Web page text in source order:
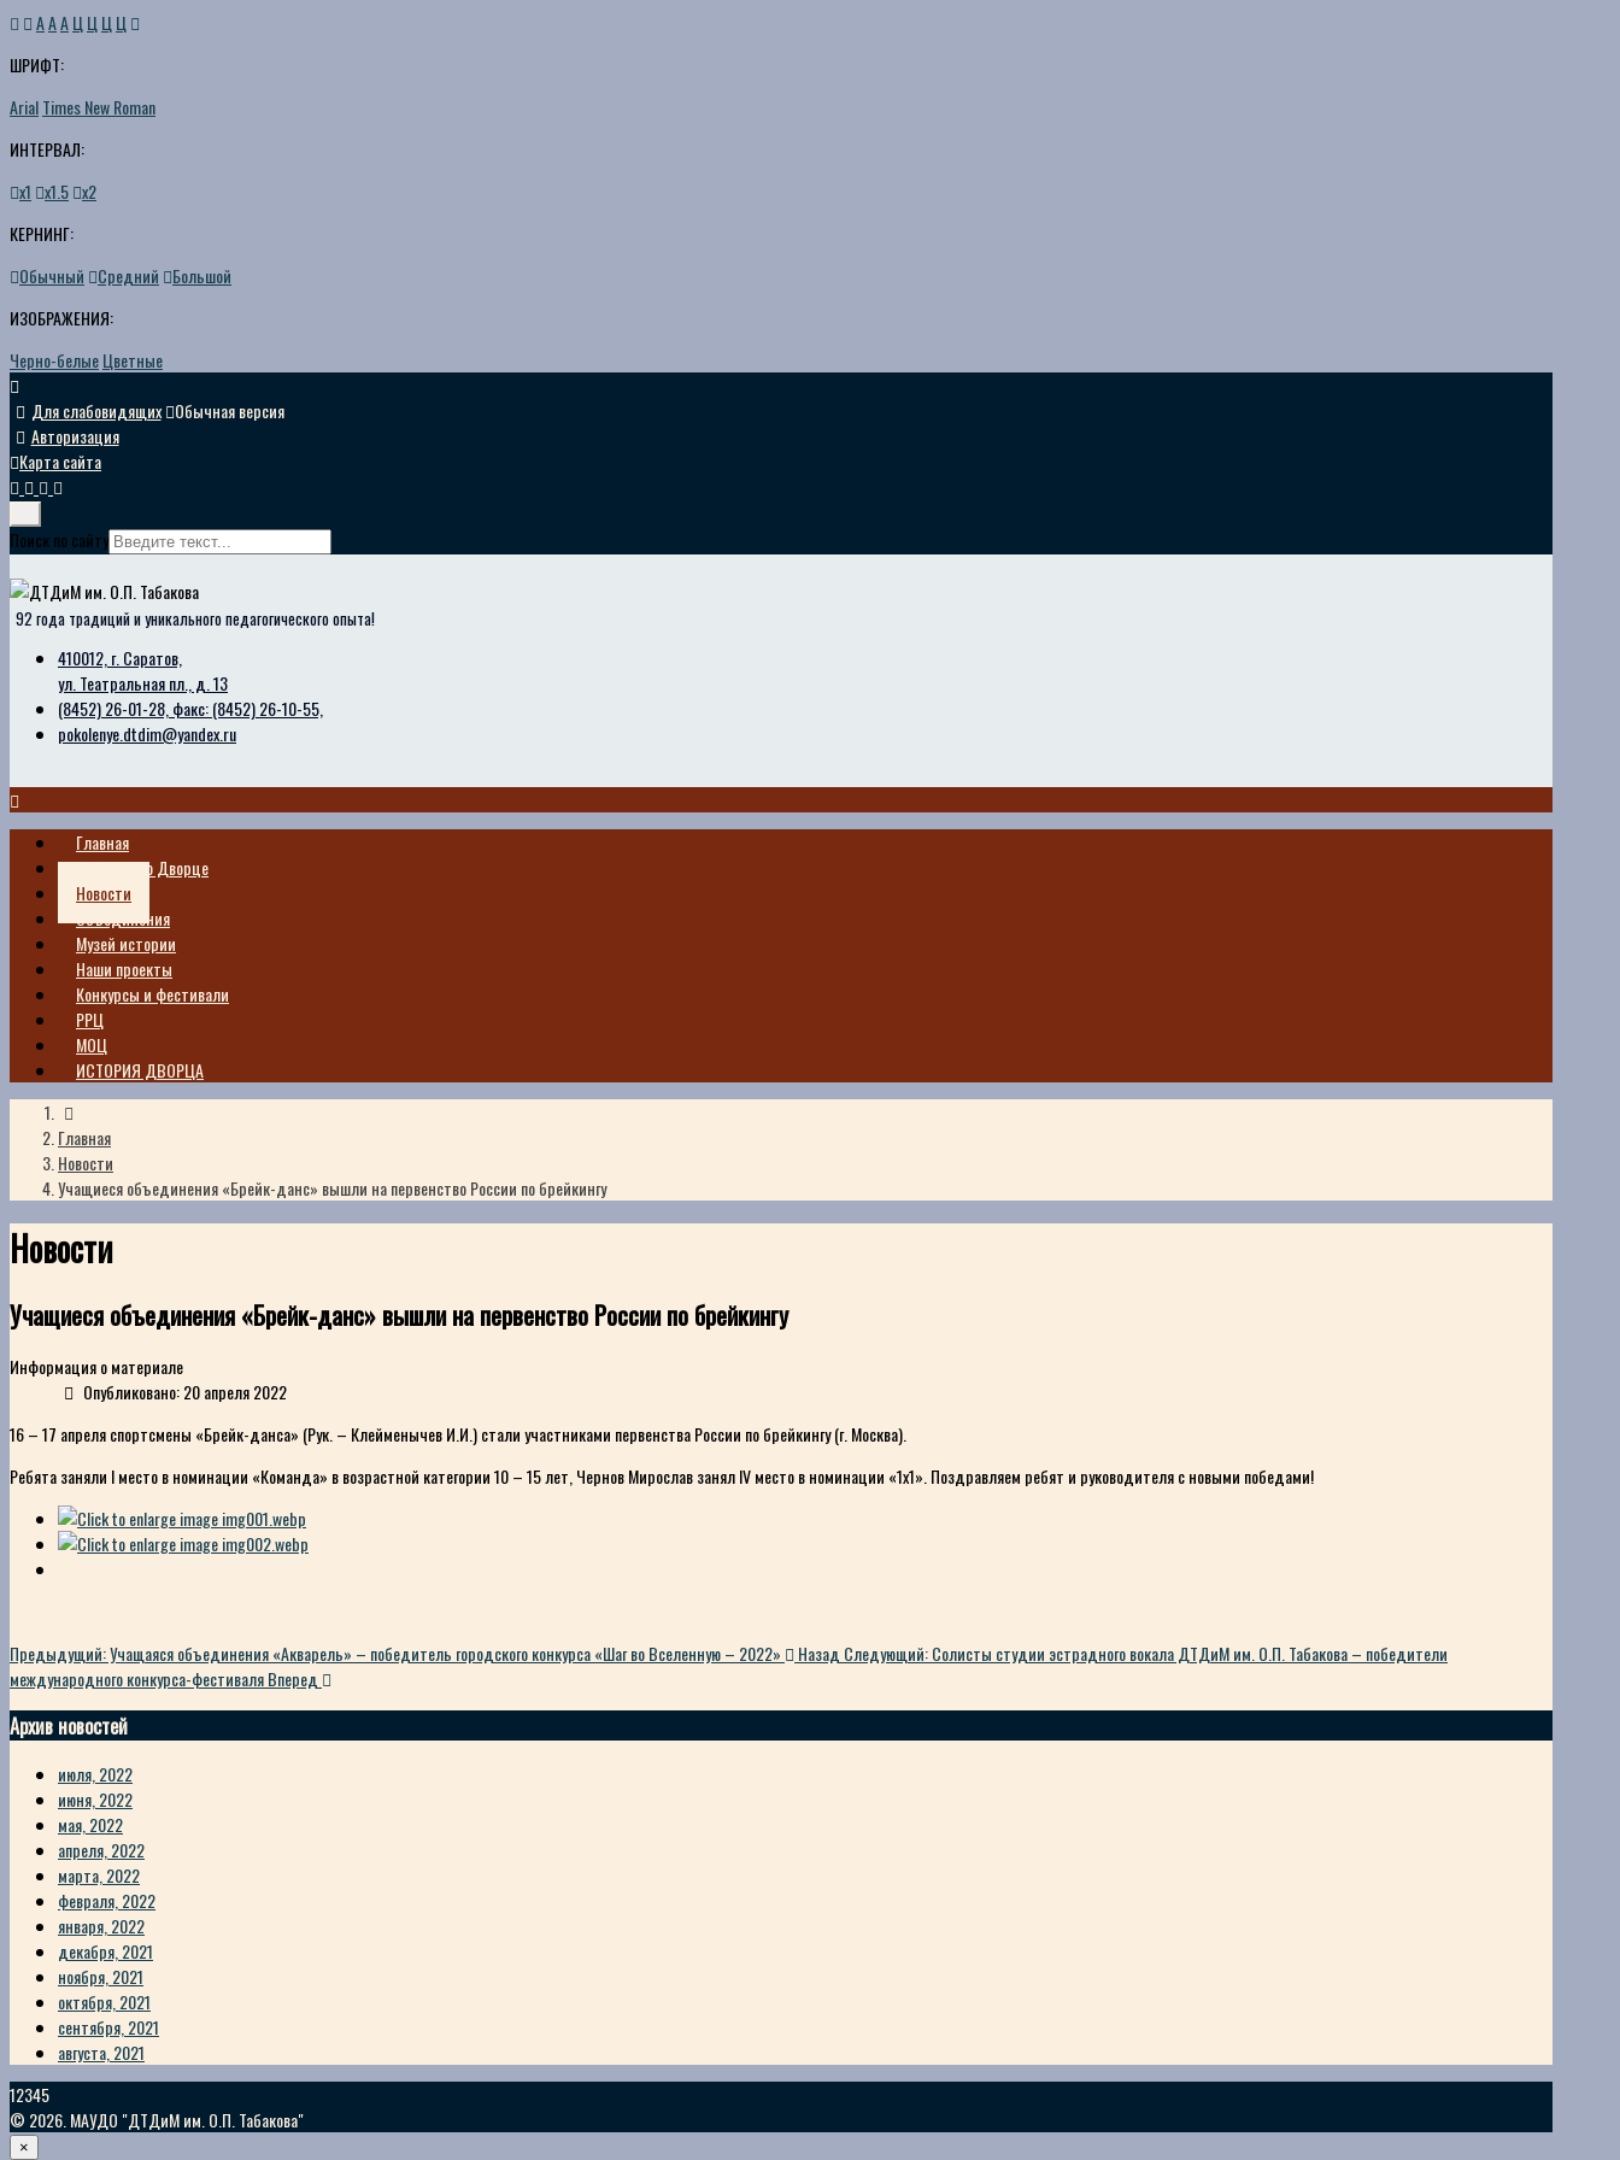
AAAЦ Ц Ц Ц
ШРИФТ:
ArialTimes New Roman
ИНТЕРВАЛ:
х1 х1.5 х2
КЕРНИНГ:
Обычный
Средний
Большой
ИЗОБРАЖЕНИЯ:
Черно-белыеЦветные
Для слабовидящих Обычная версия
Авторизация
Карта сайта
Поиск по сайту
92 года традиций и уникального педагогического опыта!
410012, г. Саратов,
ул. Театральная пл., д. 13
(8452) 26-01-28, факс: (8452) 26-10-55,
pokolenye.dtdim@yandex.ru
Главная
Сведения о Дворце
Новости
Объединения
Музей истории
Наши проекты
Конкурсы и фестивали
РРЦ
МОЦ
ИСТОРИЯ ДВОРЦА
Главная
Новости
Учащиеся объединения «Брейк-данс» вышли на первенство России по брейкингу
Новости
Учащиеся объединения «Брейк-данс» вышли на первенство России по брейкингу
Информация о материале
Опубликовано: 20 апреля 2022
16 – 17 апреля спортсмены «Брейк-данса» (Рук. – Клейменычев И.И.) стали участниками первенства России по брейкингу (г. Москва).
Ребята заняли I место в номинации «Команда» в возрастной категории 10 – 15 лет, Чернов Мирослав занял IV место в номинации «1х1». Поздравляем ребят и руководителя с новыми победами!
Предыдущий: Учащаяся объединения «Акварель» – победитель городского конкурса «Шаг во Вселенную – 2022» Назад Следующий: Солисты студии эстрадного вокала ДТДиМ им. О.П. Табакова – победители
международного конкурса-фестиваляВперед
Архив новостей
июля, 2022
июня, 2022
мая, 2022
апреля, 2022
марта, 2022
февраля, 2022
января, 2022
декабря, 2021
ноября, 2021
октября, 2021
сентября, 2021
августа, 2021
12345
© 2026. МАУДО "ДТДиМ им. О.П. Табакова"
×